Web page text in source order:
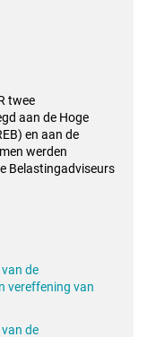
twee
aan de Hoge
en aan de
werden
Belastingadviseurs
de
vereffening van
de